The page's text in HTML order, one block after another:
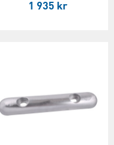
1 935 kr